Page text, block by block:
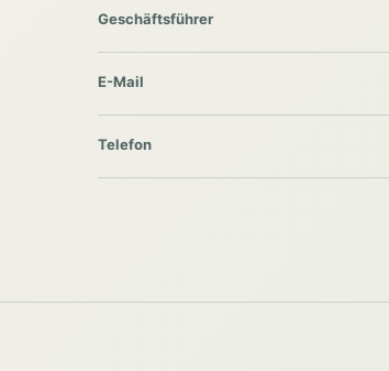
Geschäftsführer
E-Mail
Telefon